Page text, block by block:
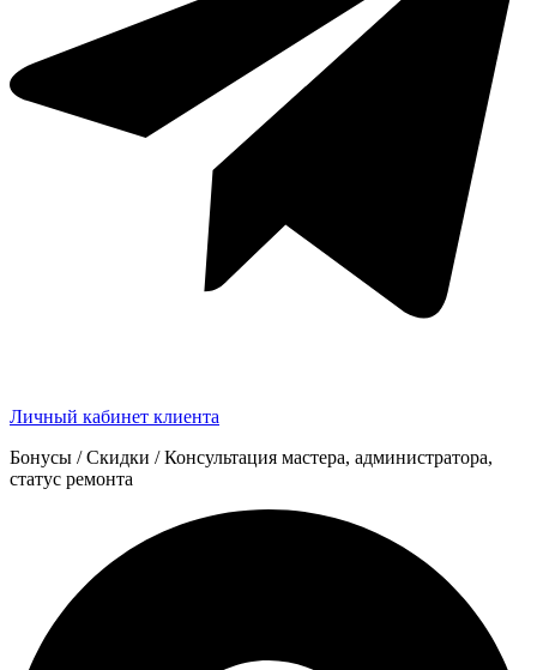
Личный кабинет клиента
Бонусы / Скидки / Консультация мастера, администратора,
статус ремонта